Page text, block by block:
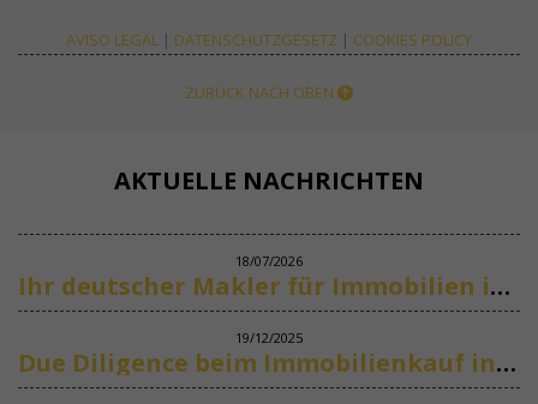
AVISO LEGAL | DATENSCHUTZGESETZ | COOKIES POLICY
ZURÜCK NACH OBEN
AKTUELLE NACHRICHTEN
18/07/2026
Ihr deutscher Makler für Immobilien in Marbella
19/12/2025
Due Diligence beim Immobilienkauf in Spanien